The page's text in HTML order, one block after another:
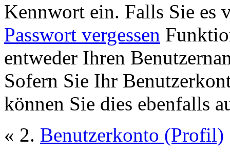
Kennwort ein. Falls Sie es
Passwort vergessen
entweder Ihren
Sofern Sie Ihr
können Sie dies ebenfalls
« 2. Benutzerkonto (Profil)